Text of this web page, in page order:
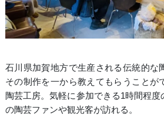
石川県加賀地方で生産される伝統的な
その制作を一から教えてもらうことが
陶芸工房。気軽に参加できる1時間程度
の陶芸ファンや観光客が訪れる。